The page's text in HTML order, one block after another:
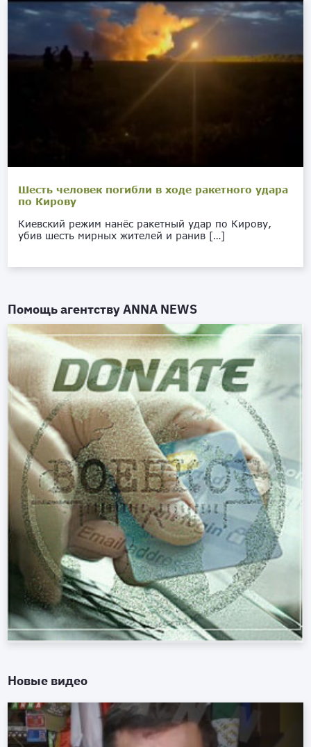
Шесть человек погибли в ходе ракетного удара
по Кирову
Киевский режим нанёс ракетный удар по Кирову,
убив шесть мирных жителей и ранив […]
Помощь агентствуANNA NEWS
Новые видео